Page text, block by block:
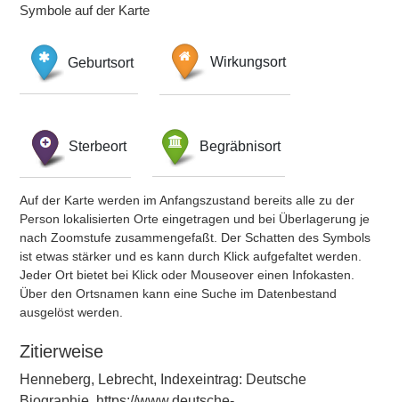
Symbole auf der Karte
Geburtsort Wirkungsort
Sterbeort Begräbnisort
Auf der Karte werden im Anfangszustand bereits alle zu der
Person lokalisierten Orte eingetragen und bei Überlagerung je
nach Zoomstufe zusammengefaßt. Der Schatten des Symbols
ist etwas stärker und es kann durch Klick aufgefaltet werden.
Jeder Ort bietet bei Klick oder Mouseover einen Infokasten.
Über den Ortsnamen kann eine Suche im Datenbestand
ausgelöst werden.
Zitierweise
Henneberg, Lebrecht, Indexeintrag: Deutsche